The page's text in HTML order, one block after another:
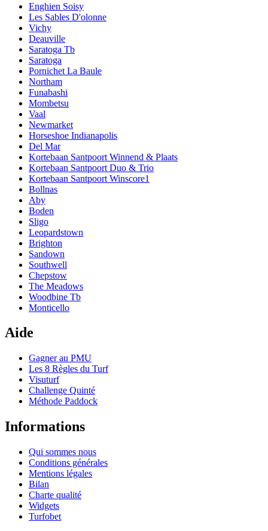
Enghien Soisy
Les Sables D'olonne
Vichy
Deauville
Saratoga Tb
Saratoga
Pornichet La Baule
Northam
Funabashi
Mombetsu
Vaal
Newmarket
Horseshoe Indianapolis
Del Mar
Kortebaan Santpoort Winnend & Plaats
Kortebaan Santpoort Duo & Trio
Kortebaan Santpoort Winscore1
Bollnas
Aby
Boden
Sligo
Leopardstown
Brighton
Sandown
Southwell
Chepstow
The Meadows
Woodbine Tb
Monticello
Aide
Gagner au PMU
Les 8 Règles du Turf
Visuturf
Challenge Quinté
Méthode Paddock
Informations
Qui sommes nous
Conditions générales
Mentions légales
Bilan
Charte qualité
Widgets
Turfobet